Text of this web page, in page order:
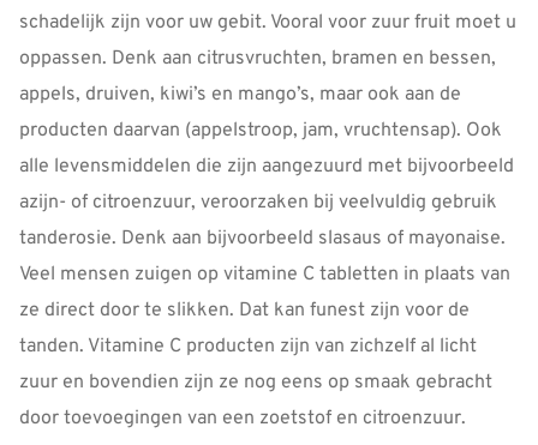
schadelijk zijn voor uw gebit. Vooral voor zuur fruit moet u
oppassen. Denk aan citrusvruchten, bramen en bessen,
appels, druiven, kiwi’s en mango’s, maar ook aan de
producten daarvan (appelstroop, jam, vruchtensap). Ook
alle levensmiddelen die zijn aangezuurd met bijvoorbeeld
azijn- of citroenzuur, veroorzaken bij veelvuldig gebruik
tanderosie. Denk aan bijvoorbeeld slasaus of mayonaise.
Veel mensen zuigen op vitamine C tabletten in plaats van
ze direct door te slikken. Dat kan funest zijn voor de
tanden. Vitamine C producten zijn van zichzelf al licht
zuur en bovendien zijn ze nog eens op smaak gebracht
door toevoegingen van een zoetstof en citroenzuur.